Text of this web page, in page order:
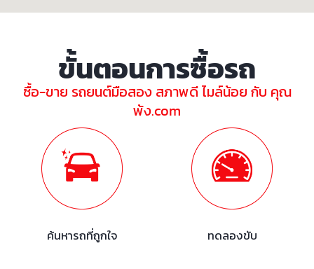
ขั้นตอนการซื้อรถ
ซื้อ-ขาย รถยนต์มือสอง สภาพดี ไมล์น้อย กับ คุณ
พ้ง.com
ค้นหารถที่ถูกใจ ทดลองขับ